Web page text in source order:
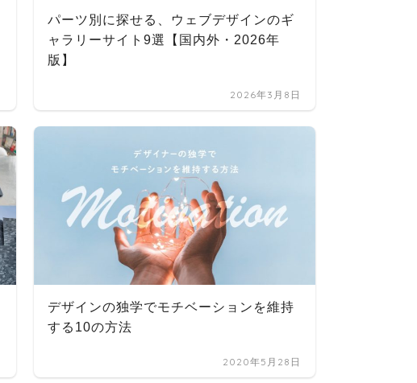
パーツ別に探せる、ウェブデザインのギ
ャラリーサイト9選【国内外・2026年
版】
2026年3月8日
デザインの独学でモチベーションを維持
する10の方法
2020年5月28日